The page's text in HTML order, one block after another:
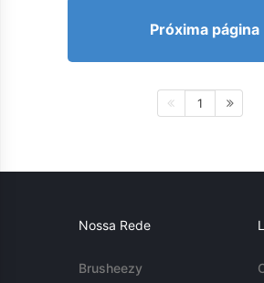
Próxima página
1
Nossa Rede
Brusheezy